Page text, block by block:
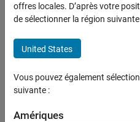
How useful
offres locales. D’après votre
de sélectionner la région suivante
United States
Vous pouvez également
suivante :
Amériques